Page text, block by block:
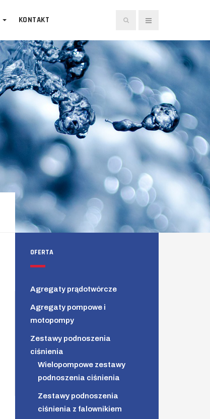
KONTAKT Szukaj...
OFERTA
Agregaty prądotwórcze
Agregaty pompowe i
motopompy
Zestawy podnoszenia
ciśnienia
Wielopompowe zestawy
podnoszenia ciśnienia
Zestawy podnoszenia
ciśnienia z falownikiem